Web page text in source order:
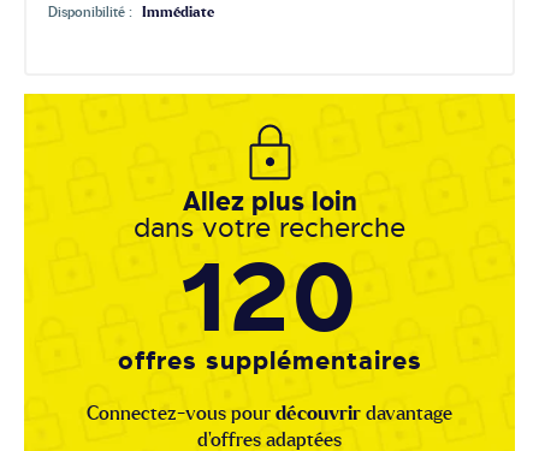
Disponibilité : Immédiate
Allez plus loin
dans votre recherche
120
offres supplémentaires
Connectez-vous pour découvrir davantage
d'offres adaptées